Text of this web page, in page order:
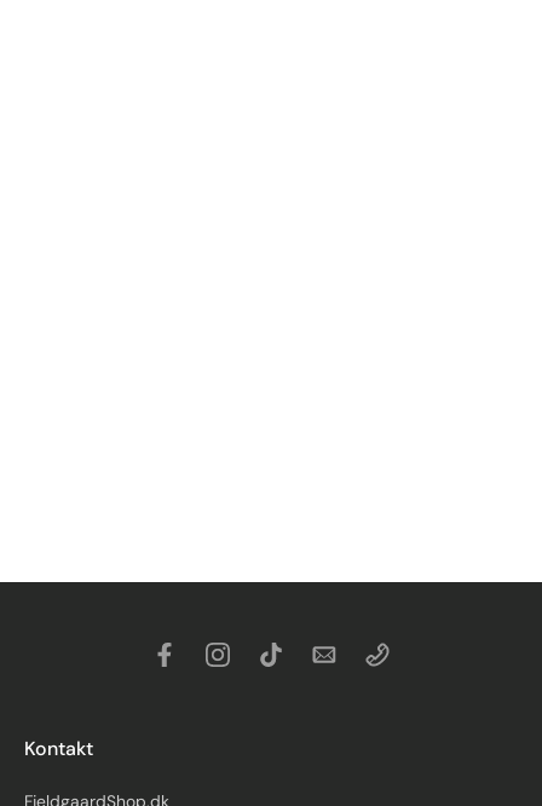
Kontakt
FjeldgaardShop.dk